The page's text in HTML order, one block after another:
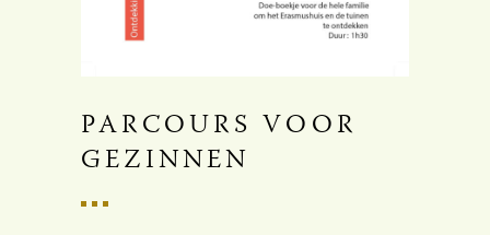
PARCOURS VOOR
GEZINNEN